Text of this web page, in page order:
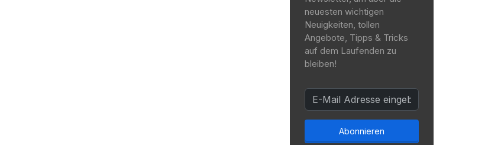
neuesten wichtigen
Neuigkeiten, tollen
Angebote, Tipps & Tricks
auf dem Laufenden zu
bleiben!
Abonnieren